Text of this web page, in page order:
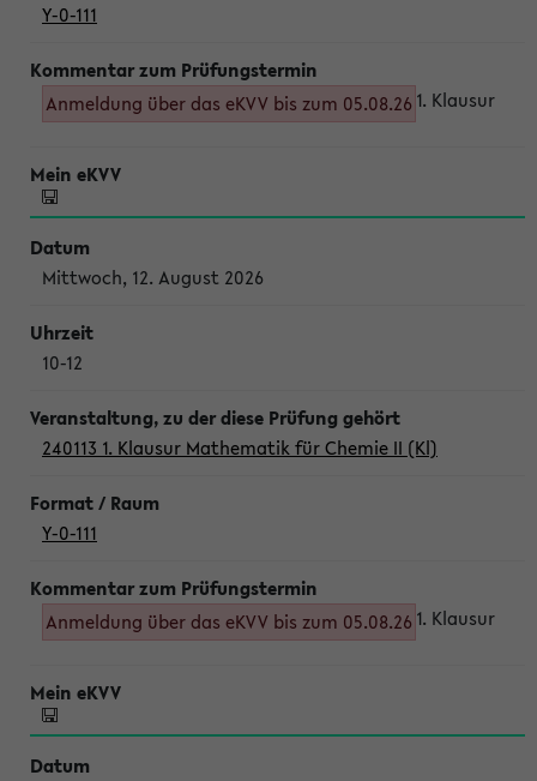
Y-0-111
Anmeldung über das eKVV bis zum 05.08.26 1. Klausur
Mittwoch, 12. August 2026
10-12
240113 1. Klausur Mathematik für Chemie II (Kl)
Y-0-111
Anmeldung über das eKVV bis zum 05.08.26 1. Klausur